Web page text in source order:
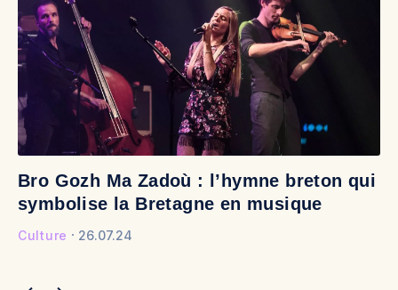
Bro Gozh Ma Zadoù : l’hymne breton qui
symbolise la Bretagne en musique
Culture 26.07.24